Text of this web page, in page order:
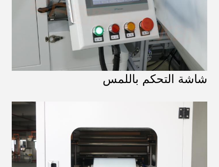
شاشة التحكم باللمس